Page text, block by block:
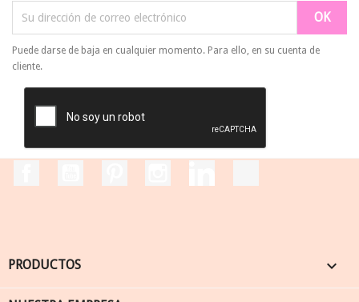
Puede darse de baja en cualquier momento. Para ello, en su cuenta de
cliente.
PRODUCTOS 